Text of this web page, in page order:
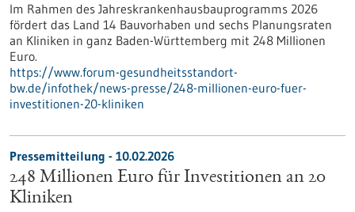
Im Rahmen des Jahreskrankenhausbauprogramms 2026
fördert das Land 14 Bauvorhaben und sechs Planungsraten
an Kliniken in ganz Baden-Württemberg mit 248 Millionen
Euro.
https://www.forum-gesundheitsstandort-
bw.de/infothek/news-presse/248-millionen-euro-fuer-
investitionen-20-kliniken
Pressemitteilung - 10.02.2026
248 Millionen Euro für Investitionen an 20
Kliniken